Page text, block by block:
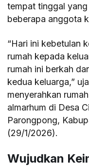
tempat tinggal
beberapa anggota
“Hari ini kebetulan
rumah kepada
rumah ini berkah
kedua keluarga,”
menyerahkan
almarhum di Desa
Parongpong,
(29/1/2026).
Wujudkan